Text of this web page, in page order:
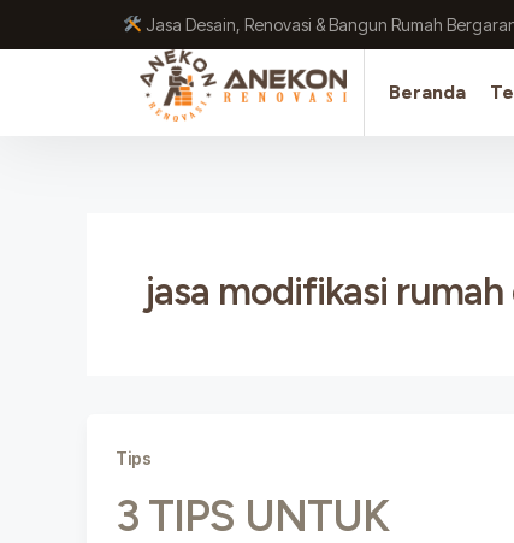
Jasa Desain, Renovasi & Bangun Rumah
Beranda
jasa modifikasi
Tips
3 TIPS UNTUK